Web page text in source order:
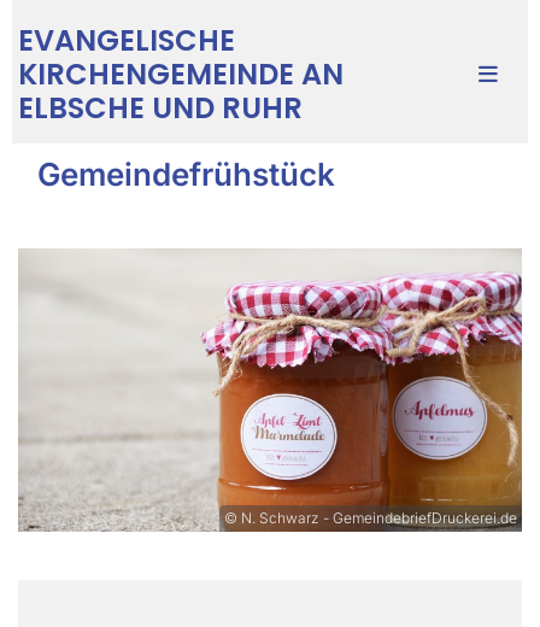
EVANGELISCHE
KIRCHENGEMEINDE AN
ELBSCHE UND RUHR
Gemeindefrühstück
© N. Schwarz - GemeindebriefDruckerei.de